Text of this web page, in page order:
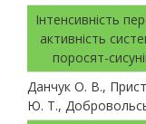
Інтенсивність
активність
поросят-
Данчук О. В.,
Ю. Т.,